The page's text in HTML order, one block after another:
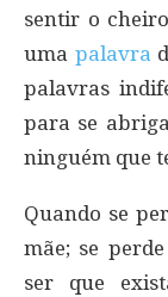
sentir o
uma palavra
palavras
para se
ninguém que
Quando se
mãe; se
ser que